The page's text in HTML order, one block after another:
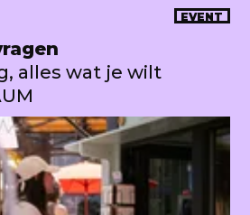
EVENT
alles wat je wilt